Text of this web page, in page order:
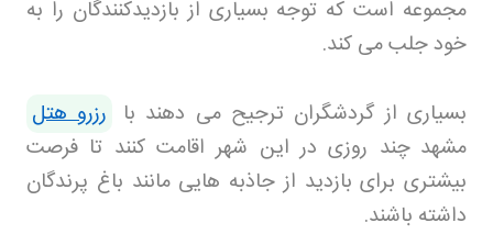
مجموعه است که توجه بسیاری از بازدیدکنندگان را به
خود جلب می کند.
بسیاری از گردشگران ترجیح می دهند با رزرو هتل
مشهد چند روزی در این شهر اقامت کنند تا فرصت
بیشتری برای بازدید از جاذبه هایی مانند باغ پرندگان
داشته باشند.